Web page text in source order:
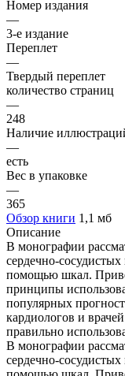
Номер издания
—
3-е издание
Переплет
—
Твердый переплет
количество страниц
—
248
Наличие
—
есть
Вес в упаковке
—
365
Обзор книги 1,1 мб
Описание
В монографии
сердечно-
помощью шкал.
принципы
популярных
кардиологов и
правильно
В монографии
сердечно-